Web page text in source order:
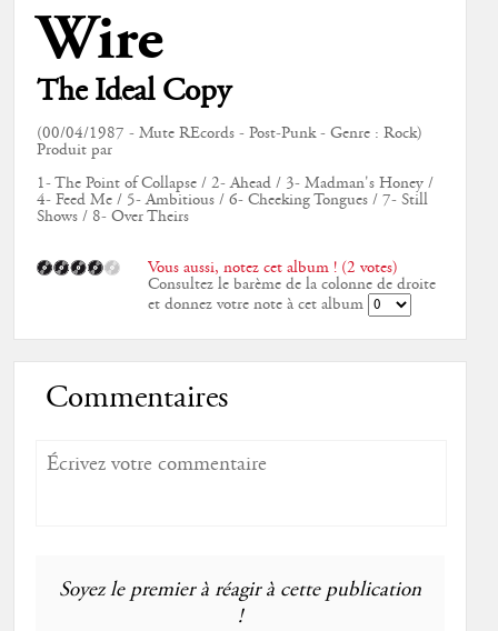
Wire
The Ideal Copy
(00/04/1987 - Mute REcords - Post-Punk - Genre : Rock)
Produit par
1- The Point of Collapse / 2- Ahead / 3- Madman's Honey /
4- Feed Me / 5- Ambitious / 6- Cheeking Tongues / 7- Still
Shows / 8- Over Theirs
Vous aussi, notez cet album ! (2 votes)
Consultez le barème de la colonne de droite
et donnez votre note à cet album
Commentaires
Soyez le premier à réagir à cette publication
!